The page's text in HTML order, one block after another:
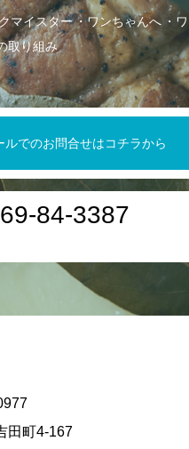
マイスター ワンちゃんへ
取り組み
ルでのお問合せはコチラから
84-3387
田町4-167